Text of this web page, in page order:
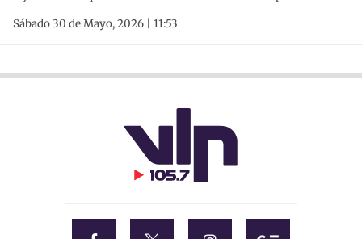
Sábado 30 de Mayo, 2026 | 11:53